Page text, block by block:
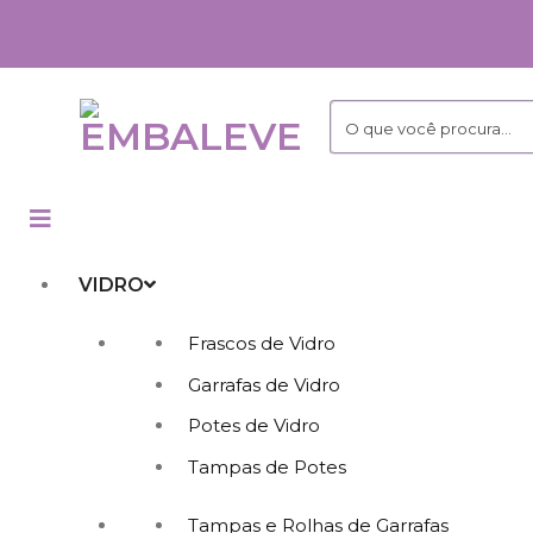
content
VIDRO
Frascos de Vidro
Garrafas de Vidro
Potes de Vidro
Tampas de Potes
Tampas e Rolhas de Garrafas